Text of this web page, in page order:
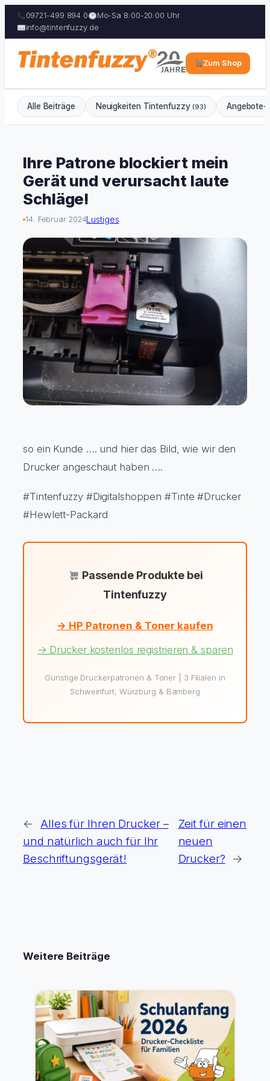
09721-499 894 0
Mo-Sa 8:00-20:00 Uhr
info@tintenfuzzy.de
Zum Shop
Alle Beiträge Neuigkeiten Tintenfuzzy(93)
springen
Ihre Patrone blockiert mein
Gerät und verursacht laute
Schläge!
14. Februar 2024Lustiges
so ein Kunde …. und hier das Bild, wie wir den
Drucker angeschaut haben ….
#Tintenfuzzy #Digitalshoppen #Tinte #Drucker
#Hewlett-Packard
Passende Produkte bei
Tintenfuzzy
→ HP Patronen & Toner kaufen
→ Drucker kostenlos registrieren & sparen
Günstige Druckerpatronen & Toner | 3 Filialen in
Schweinfurt, Würzburg & Bamberg
←
Alles für Ihren Drucker –
und natürlich auch für Ihr
Beschriftungsgerät!
Zeit für einen
neuen
Drucker?
→
Weitere Beiträge